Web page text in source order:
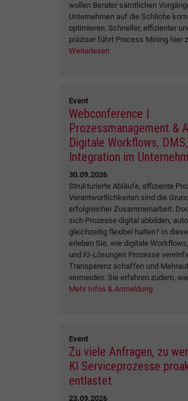
wollen Berater sämtlichen
Unternehmen auf die Schliche
optimieren. Schneller, effizienter
präziser führt Process Mining hier
Weiterlesen
Event
Webconference |
Prozessmanagement &
Digitale Workflows,
Integration im
30.09.2026
Strukturierte Abläufe, effiziente
Verantwortlichkeiten sind die
erfolgreicher Zusammenarbeit.
sich Prozesse digital abbilden,
gleichzeitig flexibel halten? In
erleben Sie, wie digitale
und KI-Lösungen Prozesse
Transparenz schaffen und
vermeiden. Sie erfahren zudem,
Mehr Infos & Anmeldung
Event
Zu viele Anfragen, zu
KI Serviceprozesse
entlastet
23.09.2026